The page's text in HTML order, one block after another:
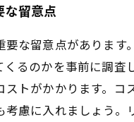
な留意点
な留意点がありま
るのかを事前に調
トがかかります。
慮に入れましょう